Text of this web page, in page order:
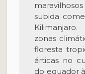
subida
zonas
floresta
árticas no
do equador